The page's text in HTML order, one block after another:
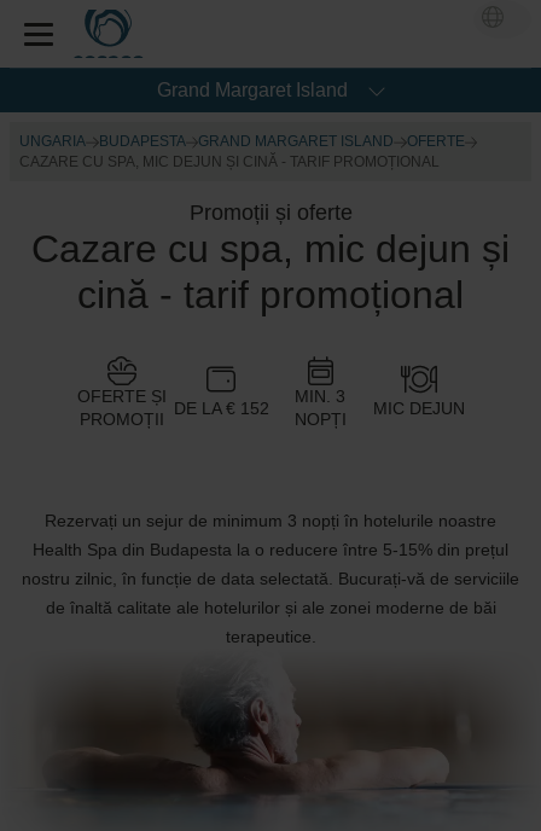
Grand Margaret Island
UNGARIA BUDAPESTA GRAND MARGARET ISLAND
OFERTE
CAZARE CU SPA, MIC DEJUN ȘI CINĂ - TARIF PROMOȚIONAL
Promoții și oferte
Cazare cu spa, mic dejun și
cină - tarif promoțional
OFERTE ȘI
PROMOȚII
DE LA € 152
MIN. 3
NOPȚI
MIC DEJUN
Rezervați un sejur de minimum 3 nopți în hotelurile noastre
Health Spa din Budapesta la o reducere între 5-15% din prețul
nostru zilnic, în funcție de data selectată. Bucurați-vă de serviciile
de înaltă calitate ale hotelurilor și ale zonei moderne de băi
terapeutice.